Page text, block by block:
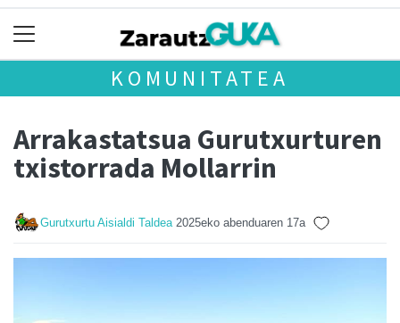
KOMUNITATEA
Arrakastatsua Gurutxurturen
txistorrada Mollarrin
Gurutxurtu Aisialdi Taldea 2025eko abenduaren 17a